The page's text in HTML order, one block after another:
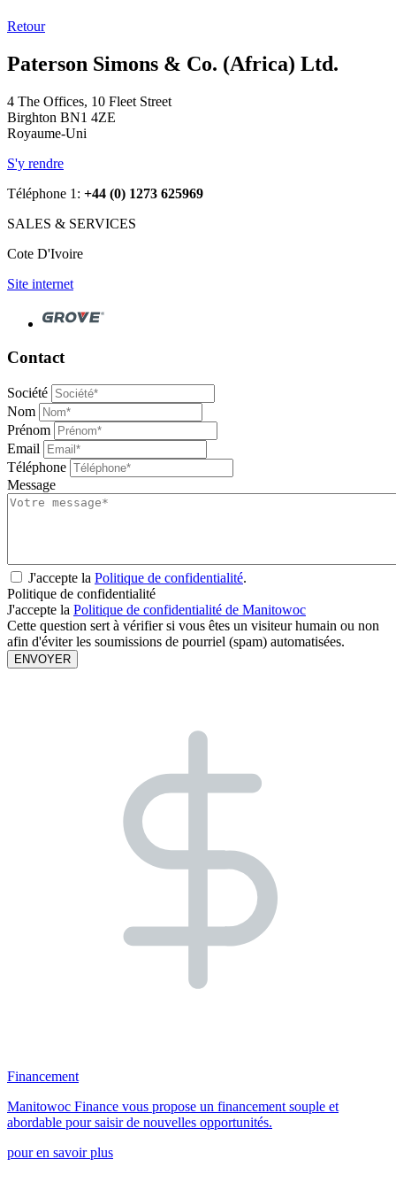
Retour
Paterson Simons & Co. (Africa) Ltd.
4 The Offices, 10 Fleet Street
Birghton BN1 4ZE
Royaume-Uni
S'y rendre
Téléphone 1: +44 (0) 1273 625969
SALES & SERVICES
Cote D'Ivoire
Site internet
Contact
Société
Nom
Prénom
Email
Téléphone
Message
J'accepte la Politique de confidentialité.
Politique de confidentialité
J'accepte la Politique de confidentialité de Manitowoc
Cette question sert à vérifier si vous êtes un visiteur humain ou non
afin d'éviter les soumissions de pourriel (spam) automatisées.
Financement
Manitowoc Finance vous propose un financement souple et
abordable pour saisir de nouvelles opportunités.
pour en savoir plus